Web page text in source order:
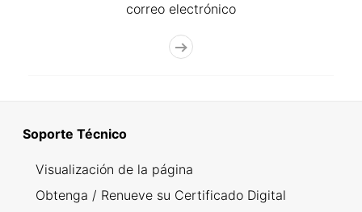
correo electrónico
Soporte Técnico
Visualización de la página
Obtenga / Renueve su Certificado Digital